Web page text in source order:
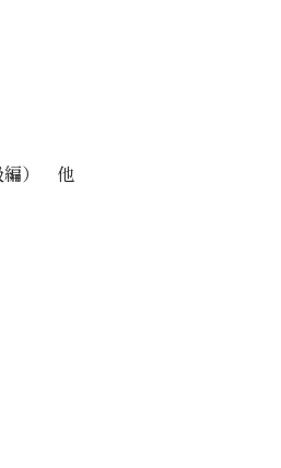
編） 他